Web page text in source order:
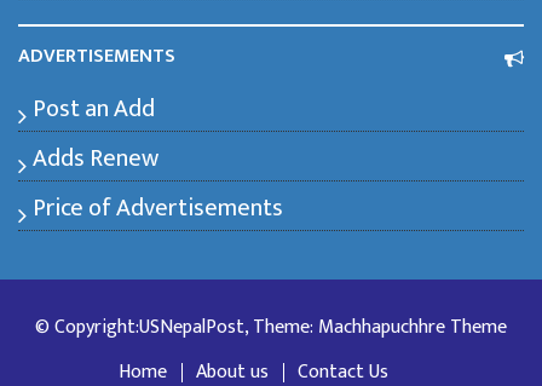
ADVERTISEMENTS
Post an Add
Adds Renew
Price of Advertisements
© Copyright:USNepalPost, Theme: Machhapuchhre Theme
Home
About us Contact Us